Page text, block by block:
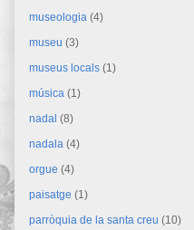
museologia (4)
museu (3)
museus locals (1)
música (1)
nadal (8)
nadala (4)
orgue (4)
paisatge (1)
parròquia de la santa creu (10)